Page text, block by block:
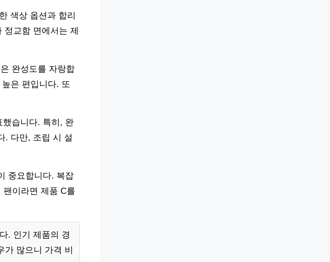
색상 옵션과 합리
정교함 면에서는 제
완성도를 자랑합
은 편입니다. 또
했습니다. 특히, 완
. 다만, 조립 시 설
중요합니다. 복잡
이라면 제품 C를
. 인기 제품의 경
가 많으니 가격 비